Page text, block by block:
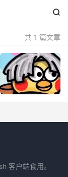

共 1 篇文章
客户端食用。